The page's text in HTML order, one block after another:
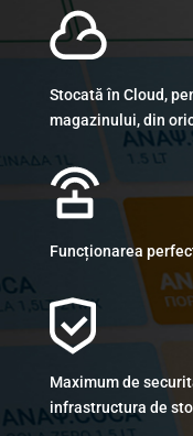
Stocată în Cloud,
magazinului, din
Funcționarea
Maximum de
infrastructura de